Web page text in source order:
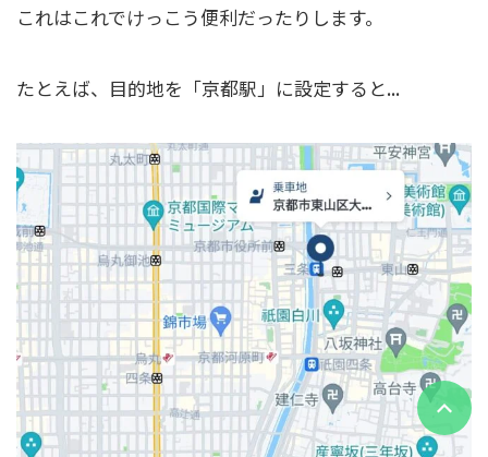
これはこれでけっこう便利だったりします。
たとえば、目的地を「京都駅」に設定すると...